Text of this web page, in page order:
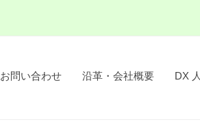
お問い合わせ 沿革・会社概要 DX